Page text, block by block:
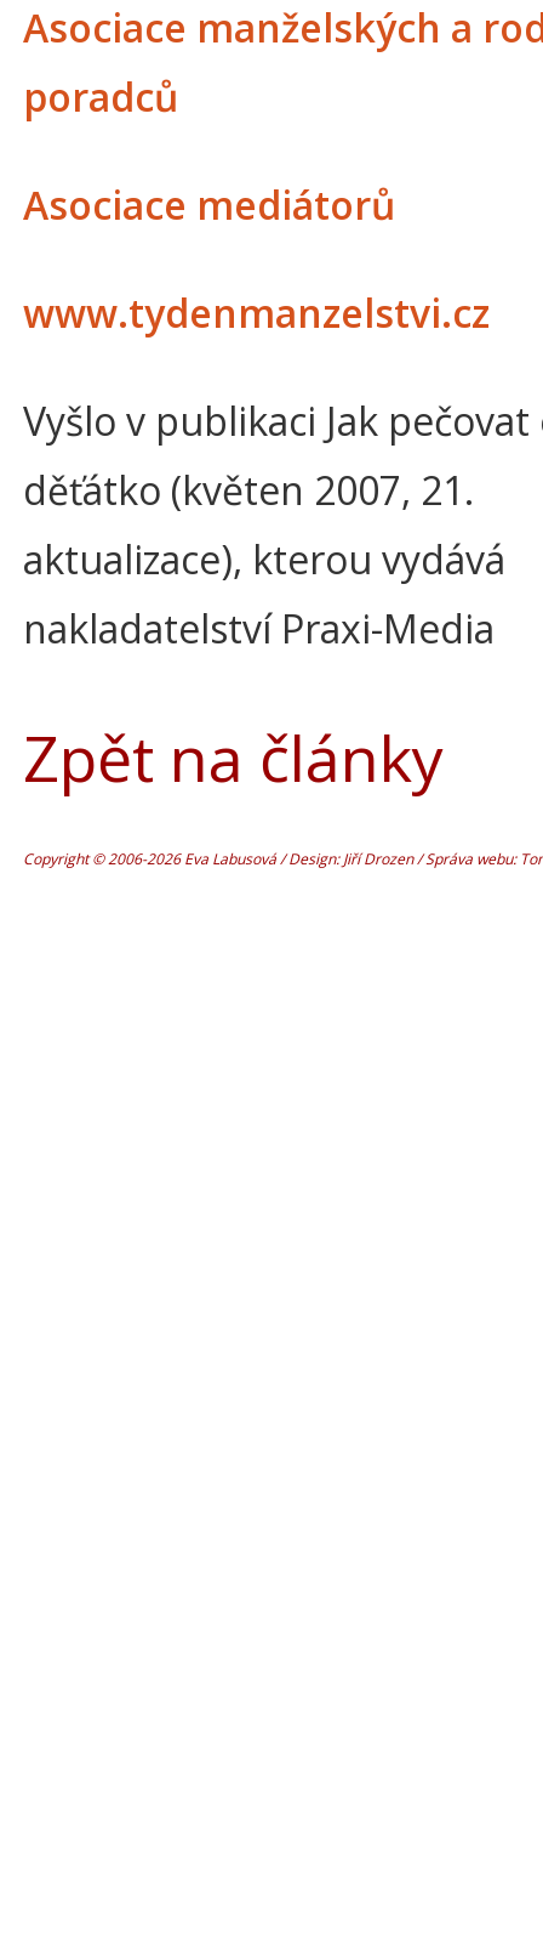
Asociace manželských a
poradců
Asociace mediátorů
www.tydenmanzelstvi.cz
Vyšlo v publikaci Jak pečovat
děťátko (květen 2007, 21.
aktualizace), kterou vydává
nakladatelství Praxi-Media
Zpět na články
Copyright © 2006-2026 Eva Labusová / Design: Jiří Drozen / Správa webu: